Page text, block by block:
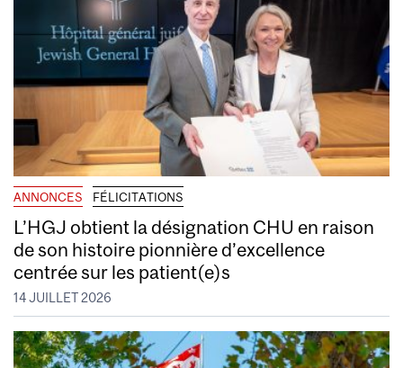
ANNONCES FÉLICITATIONS
L’HGJ obtient la désignation CHU en raison
de son histoire pionnière d’excellence
centrée sur les patient(e)s
14 JUILLET 2026